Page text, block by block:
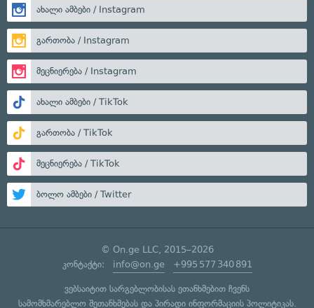
ახალი ამბები / Instagram
გართობა / Instagram
მეცნიერება / Instagram
ახალი ამბები / TikTok
გართობა / TikTok
მეცნიერება / TikTok
ბოლო ამბები / Twitter
© On.ge LLC, 2015–2026
კონტაქტი: info@on.ge +995 577 340 891
ვებსაიტით სარგებლობისას ეთანხმებით ჩვენს
სამომხმარებლო შეთანხმებასდა პირადი ინფორმაციის პოლიტიკას.